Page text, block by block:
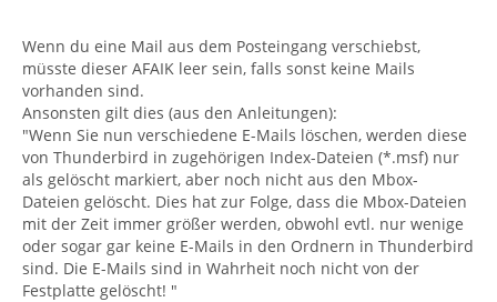
Wenn du eine Mail aus dem Posteingang verschiebst,
müsste dieser AFAIK leer sein, falls sonst keine Mails
vorhanden sind.
Ansonsten gilt dies (aus den Anleitungen):
"Wenn Sie nun verschiedene E-Mails löschen, werden diese
von Thunderbird in zugehörigen Index-Dateien (*.msf) nur
als gelöscht markiert, aber noch nicht aus den Mbox-
Dateien gelöscht. Dies hat zur Folge, dass die Mbox-Dateien
mit der Zeit immer größer werden, obwohl evtl. nur wenige
oder sogar gar keine E-Mails in den Ordnern in Thunderbird
sind. Die E-Mails sind in Wahrheit noch nicht von der
Festplatte gelöscht! "